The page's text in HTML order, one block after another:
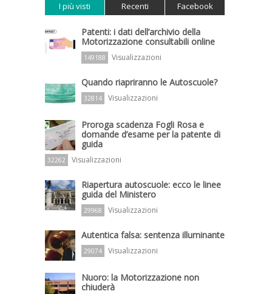
I più visti Recenti Facebook
Patenti: i dati dell’archivio della
Motorizzazione consultabili online
149188 Visualizzazioni
Quando riapriranno le Autoscuole?
32814 Visualizzazioni
Proroga scadenza Fogli Rosa e
domande d’esame per la patente di
guida
32262 Visualizzazioni
Riapertura autoscuole: ecco le linee
guida del Ministero
29968 Visualizzazioni
Autentica falsa: sentenza illuminante
29074 Visualizzazioni
Nuoro: la Motorizzazione non
chiuderà